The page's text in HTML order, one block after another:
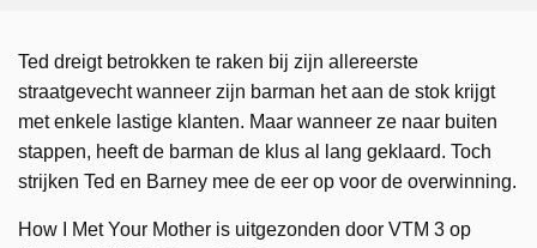
Ted dreigt betrokken te raken bij zijn allereerste
straatgevecht wanneer zijn barman het aan de stok krijgt
met enkele lastige klanten. Maar wanneer ze naar buiten
stappen, heeft de barman de klus al lang geklaard. Toch
strijken Ted en Barney mee de eer op voor de overwinning.
How I Met Your Mother is uitgezonden door VTM 3 op